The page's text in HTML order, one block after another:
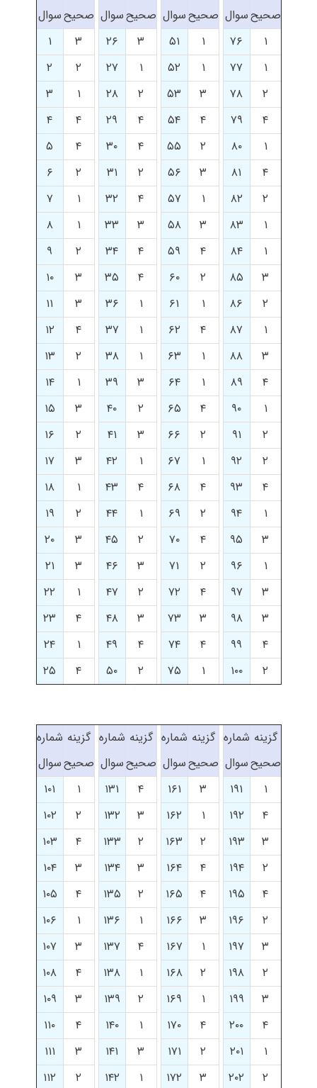
صحیحسوال صحیحسوال صحیحسوال صحیحسوال
۱
۷۶ ۱ ۵۱ ۳ ۲۶ ۳
۱
۱
۷۷ ۱ ۵۲ ۱ ۲۷ ۲
۲
۲
۷۸ ۳ ۵۳ ۲ ۲۸ ۱
۳
۴
۷۹ ۴ ۵۴ ۴ ۲۹ ۴
۴
۱
۸۰ ۲ ۵۵ ۴ ۳۰ ۴
۵
۴
۸۱ ۳ ۵۶ ۲ ۳۱ ۲
۶
۲
۸۲ ۱ ۵۷ ۴ ۳۲ ۱
۷
۱
۸۳ ۳ ۵۸ ۳ ۳۳ ۱
۸
۱
۸۴ ۴ ۵۹ ۴ ۳۴ ۲
۹
۳
۸۵ ۲ ۶۰ ۴ ۳۵ ۳
۱۰
۲
۸۶ ۱ ۶۱ ۱ ۳۶ ۳
۱۱
۱
۸۷ ۴ ۶۲ ۱ ۳۷ ۴
۱۲
۳
۸۸ ۱ ۶۳ ۱ ۳۸ ۲
۱۳
۴
۸۹ ۱ ۶۴ ۳ ۳۹ ۱
۱۴
۱
۹۰ ۴ ۶۵ ۲ ۴۰ ۳
۱۵
۲
۹۱ ۲ ۶۶ ۳ ۴۱ ۲
۱۶
۲
۹۲ ۱ ۶۷ ۱ ۴۲ ۳
۱۷
۴
۹۳ ۴ ۶۸ ۴ ۴۳ ۱
۱۸
۱
۹۴ ۲ ۶۹ ۱ ۴۴ ۲
۱۹
۳
۹۵ ۴ ۷۰ ۲ ۴۵ ۳
۲۰
۱
۹۶ ۲ ۷۱ ۳ ۴۶ ۳
۲۱
۳
۹۷ ۴ ۷۲ ۲ ۴۷ ۱
۲۲
۳
۹۸ ۳ ۷۳ ۳ ۴۸ ۴
۲۳
۴
۹۹ ۴ ۷۴ ۴ ۴۹ ۱
۲۴
۲
۱۰۰ ۱ ۷۵ ۲ ۵۰ ۴ ۲۵
گزینه
صحیح
شماره
سوال
گزینه
صحیح
شماره
سوال
گزینه
صحیح
شماره
سوال
گزینه
صحیح
شماره
سوال
۱
۱۹۱ ۳ ۱۶۱ ۴ ۱۳۱ ۱
۱۰۱
۴
۱۹۲ ۱ ۱۶۲ ۳ ۱۳۲ ۲
۱۰۲
۳
۱۹۳ ۲ ۱۶۳ ۲ ۱۳۳ ۴
۱۰۳
۲
۱۹۴ ۴ ۱۶۴ ۳ ۱۳۴ ۳
۱۰۴
۴
۱۹۵ ۴ ۱۶۵ ۲ ۱۳۵ ۴
۱۰۵
۲
۱۹۶ ۳ ۱۶۶ ۱ ۱۳۶ ۱
۱۰۶
۳
۱۹۷ ۱ ۱۶۷ ۴ ۱۳۷ ۳
۱۰۷
۲
۱۹۸ ۲ ۱۶۸ ۱ ۱۳۸ ۴
۱۰۸
۳
۱۹۹ ۱ ۱۶۹ ۲ ۱۳۹ ۳
۱۰۹
۴
۲۰۰ ۴ ۱۷۰ ۱ ۱۴۰ ۴
۱۱۰
۱
۲۰۱ ۲ ۱۷۱ ۳ ۱۴۱ ۳
۱۱۱
۲
۲۰۲ ۳ ۱۷۲ ۱ ۱۴۲ ۲ ۱۱۲